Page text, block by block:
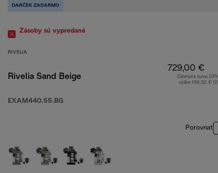
DARČEK ZADARMO
Zásoby sú vypredané
RIVELIA
Rivelia Sand Beige
EXAM440.55.BG
729,00 €
Zahrnutá suma
výške 136,32 €
Porovnať